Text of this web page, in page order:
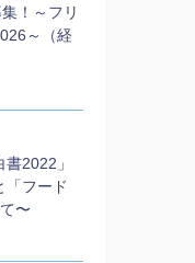
！～フリ
～（経
2022」
「フード
〜